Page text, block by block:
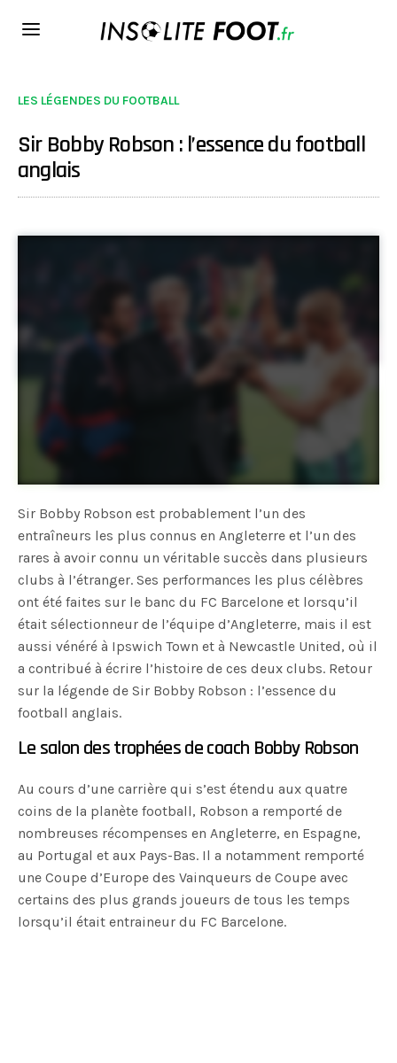
LES LÉGENDES DU FOOTBALL
Sir Bobby Robson : l’essence du football
anglais
Sir Bobby Robson est probablement l’un des
entraîneurs les plus connus en Angleterre et l’un des
rares à avoir connu un véritable succès dans plusieurs
clubs à l’étranger. Ses performances les plus célèbres
ont été faites sur le banc du FC Barcelone et lorsqu’il
était sélectionneur de l’équipe d’Angleterre, mais il est
aussi vénéré à Ipswich Town et à Newcastle United, où il
a contribué à écrire l’histoire de ces deux clubs. Retour
sur la légende de Sir Bobby Robson : l’essence du
football anglais.
Le salon des trophées de coach Bobby Robson
Au cours d’une carrière qui s’est étendu aux quatre
coins de la planète football, Robson a remporté de
nombreuses récompenses en Angleterre, en Espagne,
au Portugal et aux Pays-Bas. Il a notamment remporté
une Coupe d’Europe des Vainqueurs de Coupe avec
certains des plus grands joueurs de tous les temps
lorsqu’il était entraineur du FC Barcelone.